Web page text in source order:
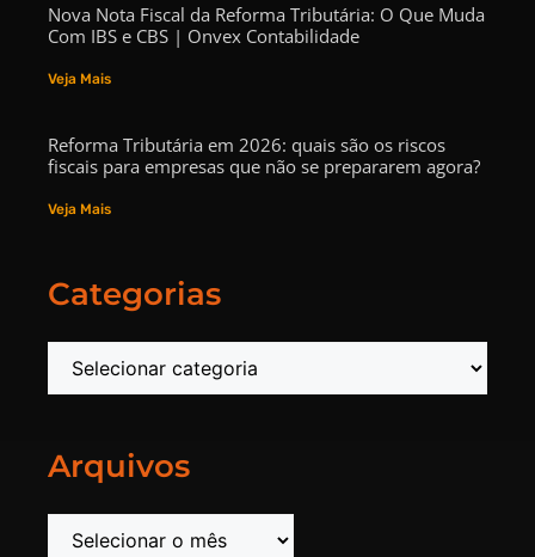
Nova Nota Fiscal da Reforma Tributária: O Que Muda
Com IBS e CBS | Onvex Contabilidade
Veja Mais
Reforma Tributária em 2026: quais são os riscos
fiscais para empresas que não se prepararem agora?
Veja Mais
Categorias
Arquivos